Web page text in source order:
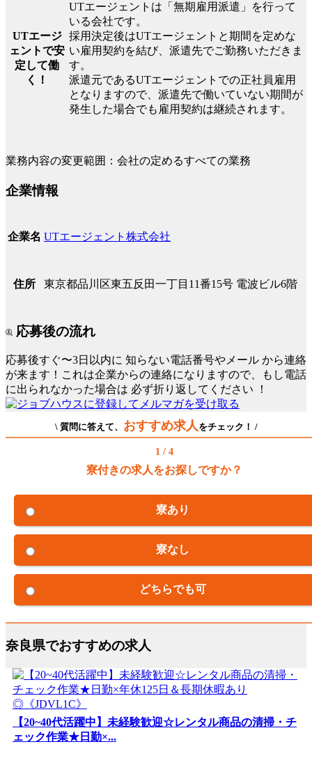
UTエージ
ェントで安
定して働
く！
UTエージェントは「無期雇用派遣」を行って
いる会社です。
採用決定後はUTエージェントと期間を定めな
い雇用契約を結び、派遣先でご勤務いただきま
す。
派遣元であるUTエージェントでの正社員雇用
となりますので、派遣先で働いていない期間が
発生した場合でも雇用契約は継続されます。
業務内容の変更範囲：会社の定めるすべての業務
企業情報
企業名 UTエージェント株式会社
住所 東京都品川区東五反田一丁目11番15号 電波ビル6階
応募後の流れ
応募後すぐ〜3日以内に 知らない電話番号やメール から連絡
が来ます！これは企業からの連絡になりますので、もし電話
に出られなかった場合は 必ず折り返してください ！
\ 質問に答えて、 おすすめ求人をチェック！ /
1 / 4
寮付きの求人をお探しですか？
寮あり
寮なし
どちらでも可
奈良県でおすすめの求人
【20~40代活躍中】未経験歓迎☆レンタル商品の清掃・チ
ェック作業★日勤×...